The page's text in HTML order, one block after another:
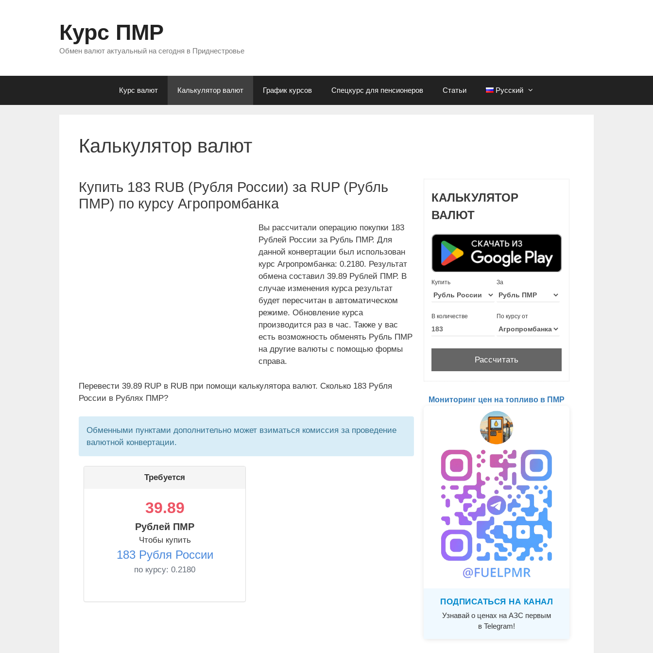
Курс ПМР
Обмен валют актуальный на сегодня в Приднестровье
Курс валют Калькулятор валют График курсов Спецкурс для пенсионеров Статьи Русский
Калькулятор валют
Купить 183 RUB (Рубля России) за RUP (Рубль
ПМР) по курсу Агропромбанка
Вы рассчитали операцию покупки 183
Рублей России за Рубль ПМР. Для
данной конвертации был использован
курс Агропромбанка: 0.2180. Результат
обмена составил 39.89 Рублей ПМР. В
случае изменения курса результат
будет пересчитан в автоматическом
режиме. Обновление курса
производится раз в час. Также у вас
есть возможность обменять Рубль ПМР
на другие валюты с помощью формы
справа.
Перевести 39.89 RUP в RUB при помощи калькулятора валют. Сколько 183 Рубля
России в Рублях ПМР?
Обменными пунктами дополнительно может взиматься комиссия за проведение
валютной конвертации.
Требуется
39.89
Рублей ПМР
Чтобы купить
183 Рубля России
по курсу: 0.2180
КАЛЬКУЛЯТОР
ВАЛЮТ
Купить За
В количестве По курсу от
Мониторинг цен на топливо в ПМР
ПОДПИСАТЬСЯ НА КАНАЛ
Узнавай о ценах на АЗС первым
в Telegram!